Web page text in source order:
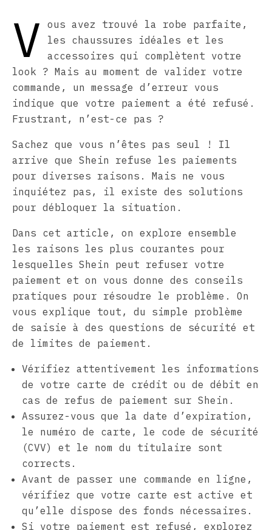
V
ous avez trouvé la robe parfaite,
les chaussures idéales et les
accessoires qui complètent votre
look ? Mais au moment de valider votre
commande, un message d’erreur vous
indique que votre paiement a été refusé.
Frustrant, n’est-ce pas ?
Sachez que vous n’êtes pas seul ! Il
arrive que Shein refuse les paiements
pour diverses raisons. Mais ne vous
inquiétez pas, il existe des solutions
pour débloquer la situation.
Dans cet article, on explore ensemble
les raisons les plus courantes pour
lesquelles Shein peut refuser votre
paiement et on vous donne des conseils
pratiques pour résoudre le problème. On
vous explique tout, du simple problème
de saisie à des questions de sécurité et
de limites de paiement.
Vérifiez attentivement les informations
de votre carte de crédit ou de débit en
cas de refus de paiement sur Shein.
Assurez-vous que la date d’expiration,
le numéro de carte, le code de sécurité
(CVV) et le nom du titulaire sont
corrects.
Avant de passer une commande en ligne,
vérifiez que votre carte est active et
qu’elle dispose des fonds nécessaires.
Si votre paiement est refusé, explorez